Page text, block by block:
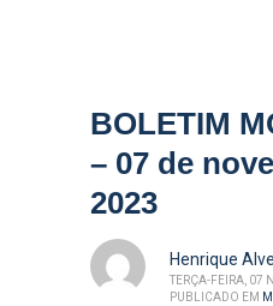
BOLETIM
– 07 de
2023
Henrique
TERÇA-FEIRA, 07
PUBLICADO EM